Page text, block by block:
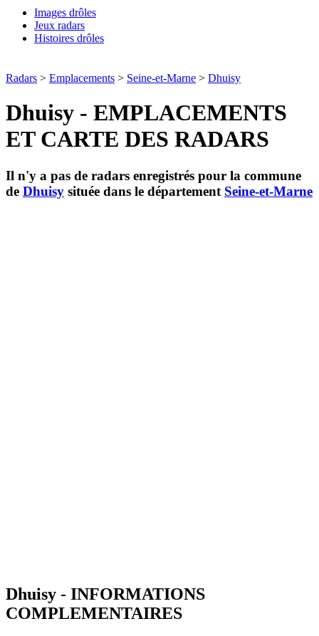
Images drôles
Jeux radars
Histoires drôles
Radars > Emplacements > Seine-et-Marne > Dhuisy
Dhuisy - EMPLACEMENTS
ET CARTE DES RADARS
Il n'y a pas de radars enregistrés pour la commune
de Dhuisy située dans le département Seine-et-Marne
Dhuisy - INFORMATIONS
COMPLEMENTAIRES